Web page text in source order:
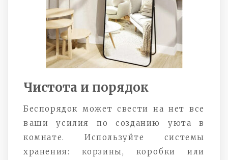
Чистота и порядок
Беспорядок может свести на нет все
ваши усилия по созданию уюта в
комнате. Используйте системы
хранения: корзины, коробки или